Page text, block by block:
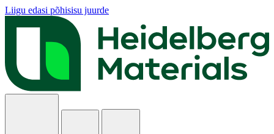
Liigu edasi põhisisu juurde